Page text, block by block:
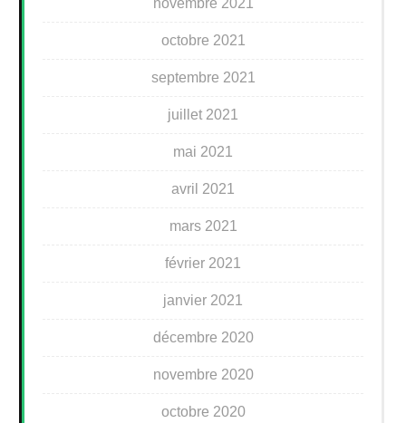
octobre 2021
septembre 2021
juillet 2021
mai 2021
avril 2021
mars 2021
février 2021
janvier 2021
décembre 2020
novembre 2020
octobre 2020